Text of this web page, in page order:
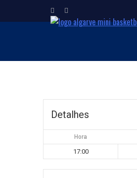
Detalhes
Hora
17:00